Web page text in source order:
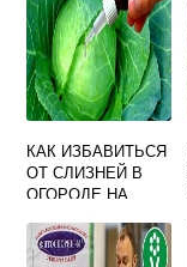
КАК ИЗБАВИТЬСЯ
ОТ СЛИЗНЕЙ В
ОГОРОДЕ НА